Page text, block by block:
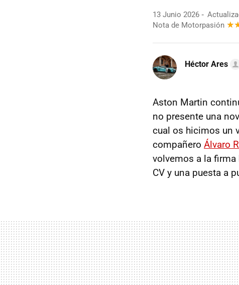
13 Junio 2026
Nota de Motorpasión
Héctor Ares
Aston Martin
no presente una
cual os hicimos un
compañero Álvaro
volvemos a la
CV y una puesta a